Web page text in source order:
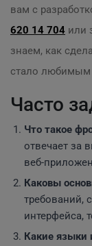
вам с
620 14 704 или
знаем, как
стало любимым
Часто
Что такое
отвечает за
веб-
Каковы
требований,
интерфейса,
Какие языки